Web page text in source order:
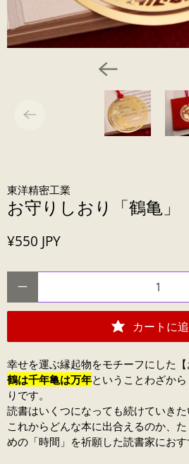
東洋精密工業
お守りしおり「鶴亀」
¥550 JPY
カートに
幸せを運ぶ縁起物をモチーフにした【
鶴は千年亀は万年ということわざから
りです。
読書はいくつになっても続けていき
これからどんな本に出合えるのか、
めの「時間」を祈願した読書家におす